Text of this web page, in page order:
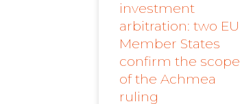
investment
arbitration: two EU
Member States
confirm the scope
of the Achmea
ruling